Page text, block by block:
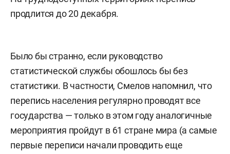
продлится до 20 декабря.
Было бы странно, если руководство
статистической службы обошлось бы без
статистики. В частности, Смелов напомнил, что
перепись населения регулярно проводят все
государства — только в этом году аналогичные
мероприятия пройдут в 61 стране мира (а самые
первые переписи начали проводить еще